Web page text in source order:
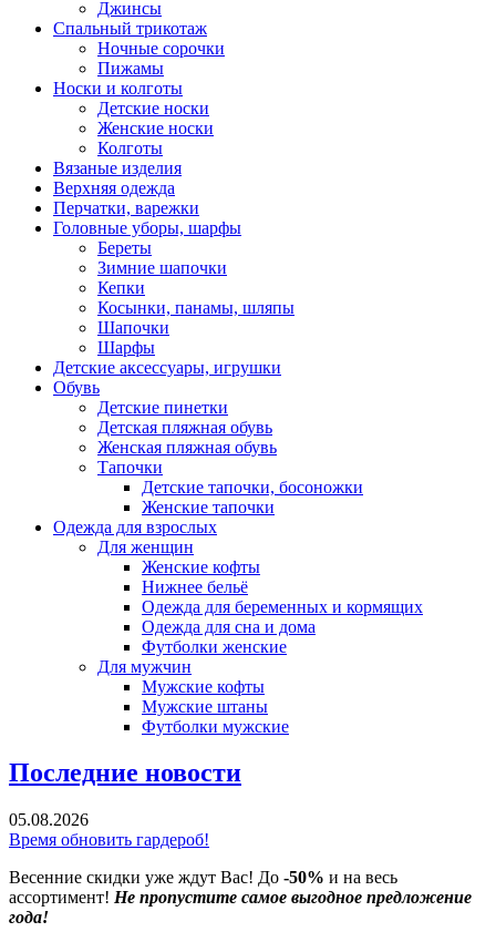
Джинсы
Спальный трикотаж
Ночные сорочки
Пижамы
Носки и колготы
Детские носки
Женские носки
Колготы
Вязаные изделия
Верхняя одежда
Перчатки, варежки
Головные уборы, шарфы
Береты
Зимние шапочки
Кепки
Косынки, панамы, шляпы
Шапочки
Шарфы
Детские аксессуары, игрушки
Обувь
Детские пинетки
Детская пляжная обувь
Женская пляжная обувь
Тапочки
Детские тапочки, босоножки
Женские тапочки
Одежда для взрослых
Для женщин
Женские кофты
Нижнее бельё
Одежда для беременных и кормящих
Одежда для сна и дома
Футболки женские
Для мужчин
Мужские кофты
Мужские штаны
Футболки мужские
Последние новости
05.08.2026
Время обновить гардероб!
Весенние скидки уже ждут Вас! До -50% и на весь
ассортимент! Не пропустите самое выгодное предложение
года!